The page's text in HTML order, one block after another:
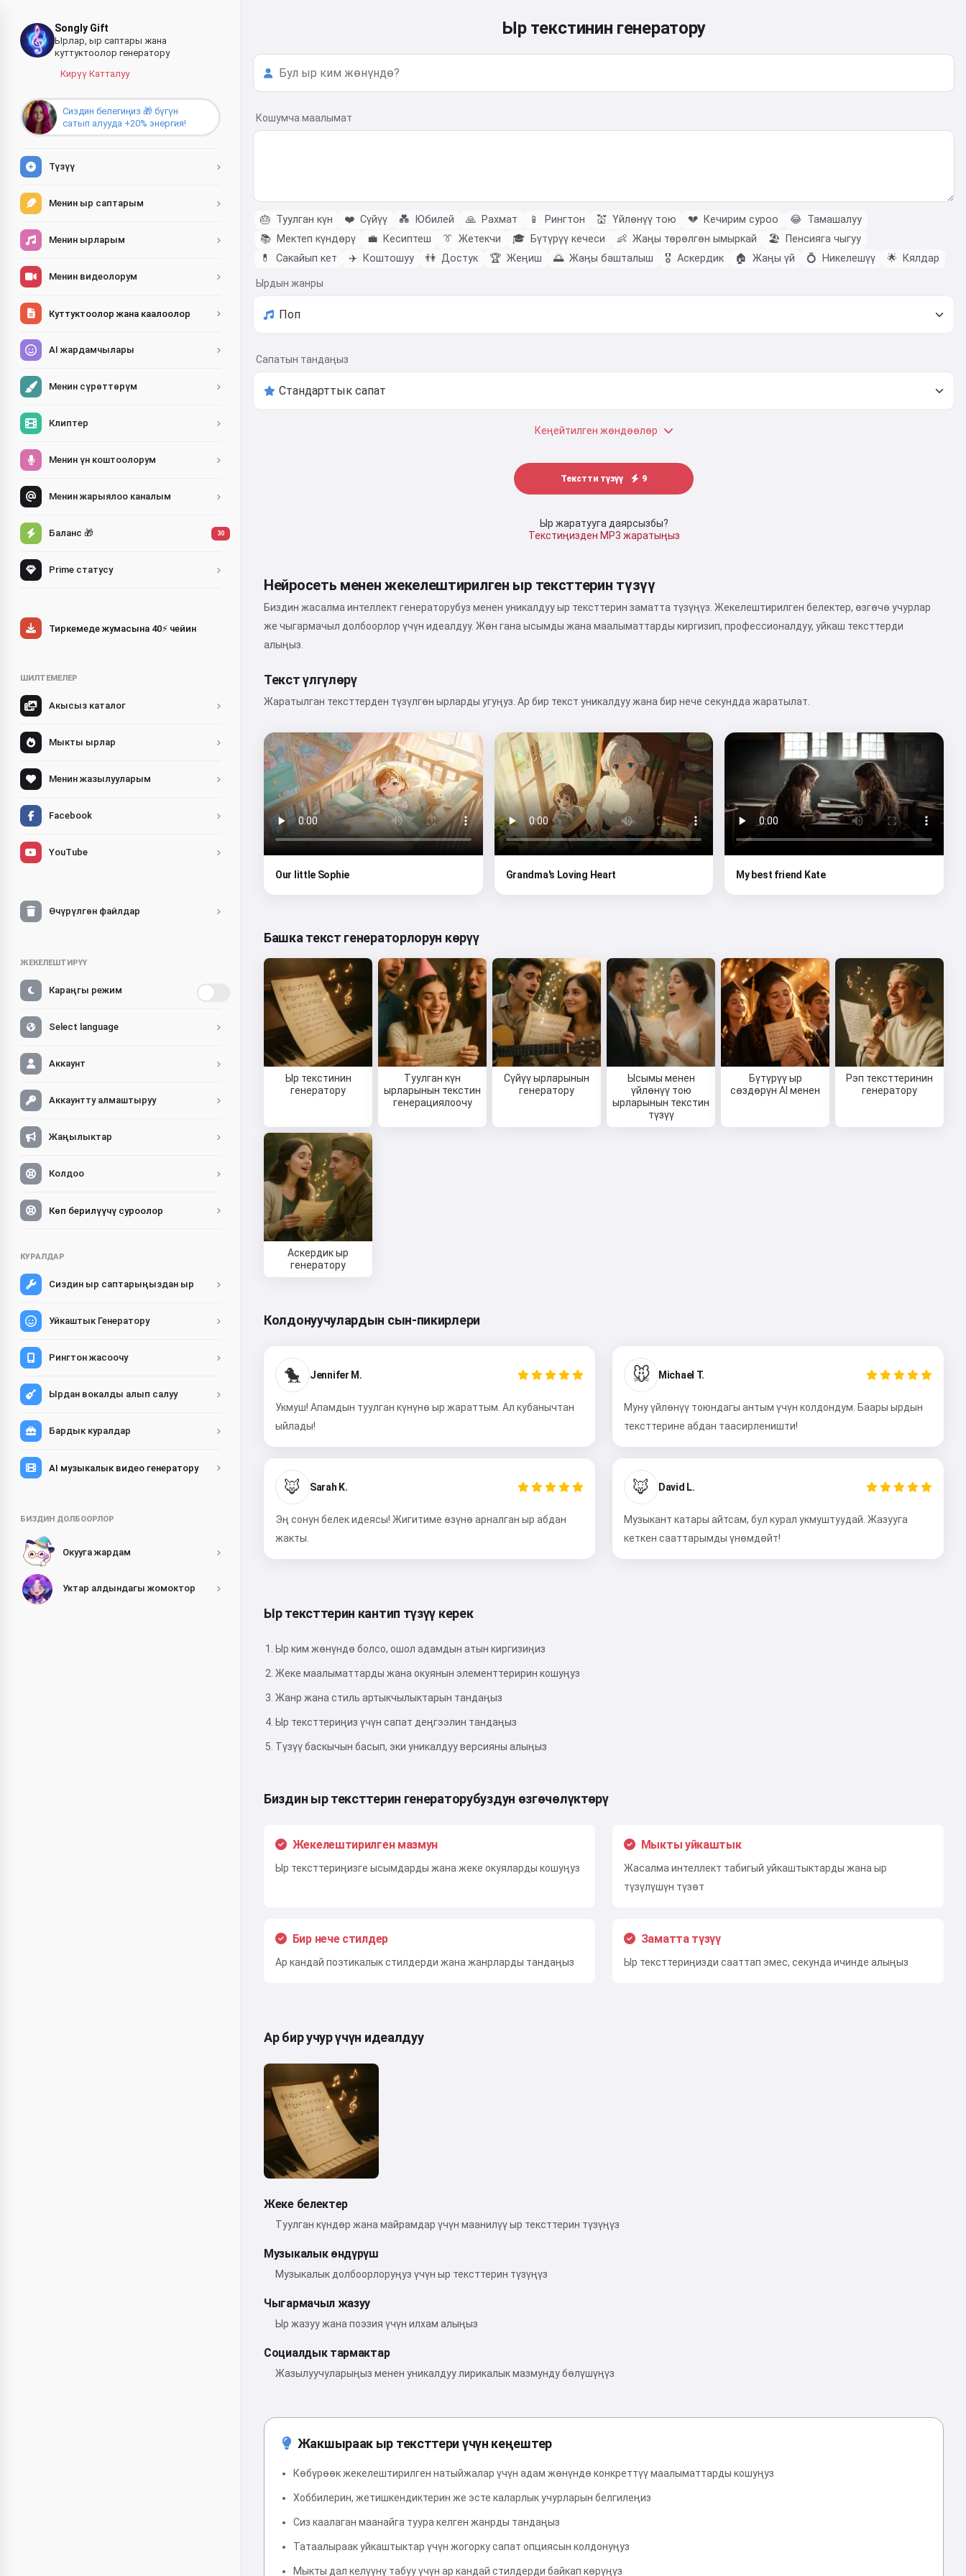
Songly Gift
Ырлар, ыр саптары жана
куттуктоолор генератору
Кирүү·Катталуу
Сиздин белегиңиз 🎁 бүгүн
сатып алууда +20% энергия!
Түзүү
Менин ыр саптарым
Менин ырларым
Менин видеолорум
Куттуктоолор жана каалоолор
AI жардамчылары
Менин сүрөттөрүм
Клиптер
Менин үн коштоолорум
Менин жарыялоо каналым
Баланс 🎁 30
Prime статусу
Тиркемеде жумасына 40⚡ чейин
ШИЛТЕМЕЛЕР
Акысыз каталог
Мыкты ырлар
Менин жазылууларым
Facebook
YouTube
Өчүрүлгөн файлдар
ЖЕКЕЛЕШТИРҮҮ
Караңгы режим
Select language
Аккаунт
Аккаунтту алмаштыруу
Жаңылыктар
Колдоо
Көп берилүүчү суроолор
КУРАЛДАР
Сиздин ыр саптарыңыздан ыр
Уйкаштык Генератору
Рингтон жасоочу
Ырдан вокалды алып салуу
Бардык куралдар
AI музыкалык видео генератору
БИЗДИН ДОЛБООРЛОР
Окууга жардам
Уктар алдындагы жомоктор
Ыр текстинин генератору
Кошумча маалымат
🎂 Туулган күн ❤️ Сүйүү 💑 Юбилей 🙏 Рахмат 📱 Рингтон 💒 Үйлөнүү тою 💔 Кечирим суроо 😂 Тамашалуу
📚 Мектеп күндөрү 💼 Кесиптеш 👔 Жетекчи 🎓 Бүтүрүү кечеси 👶 Жаңы төрөлгөн ымыркай 🏖️
Пенсияга чыгуу
💊
Сакайып кет ✈️ Коштошуу 👫 Достук 🏆 Жеңиш 🌅 Жаңы башталыш 🎖️ Аскердик 🏠 Жаңы үй 💍 Никелешүү 🌟 Кялдар
Ырдын жанры
Сапатын тандаңыз
Кеңейтилген жөндөөлөр
Текстти түзүү 9
Ыр жаратууга даярсызбы?
Текстиңизден MP3 жаратыңыз
Нейросеть менен жекелештирилген ыр тексттерин түзүү
Биздин жасалма интеллект генераторубуз менен уникалдуу ыр тексттерин заматта түзүңүз. Жекелештирилген белектер, өзгөчө учурлар
же чыгармачыл долбоорлор үчүн идеалдуу. Жөн гана ысымды жана маалыматтарды киргизип, профессионалдуу, уйкаш тексттерди
алыңыз.
Текст үлгүлөрү
Жаратылган тексттерден түзүлгөн ырларды угуңуз. Ар бир текст уникалдуу жана бир нече секундда жаратылат.
Our little Sophie Grandma's Loving Heart My best friend Kate
Башка текст генераторлорун көрүү
Ыр текстинин
генератору
Туулган күн
ырларынын текстин
генерациялоочу
Сүйүү ырларынын
генератору
Ысымы менен
үйлөнүү тою
ырларынын текстин
түзүү
Бүтүрүү ыр
сөздөрүн AI менен
Рэп тексттеринин
генератору
Аскердик ыр
генератору
Колдонуучулардын сын-пикирлери
🐤 Jennifer M.
Укмуш! Апамдын туулган күнүнө ыр жараттым. Ал кубанычтан
ыйлады!
🐭 Michael T.
Муну үйлөнүү тоюндагы антым үчүн колдондум. Баары ырдын
тексттерине абдан таасирленишти!
🦊 Sarah K.
Эң сонун белек идеясы! Жигитиме өзүнө арналган ыр абдан
жакты.
🦊 David L.
Музыкант катары айтсам, бул курал укмуштуудай. Жазууга
кеткен сааттарымды үнөмдөйт!
Ыр тексттерин кантип түзүү керек
Ыр ким жөнүндө болсо, ошол адамдын атын киргизиңиз
Жеке маалыматтарды жана окуянын элементтеририн кошуңуз
Жанр жана стиль артыкчылыктарын тандаңыз
Ыр тексттериңиз үчүн сапат деңгээлин тандаңыз
Түзүү баскычын басып, эки уникалдуу версияны алыңыз
Биздин ыр тексттерин генераторубуздун өзгөчөлүктөрү
Жекелештирилген мазмун
Ыр тексттериңизге ысымдарды жана жеке окуяларды кошуңуз
Мыкты уйкаштык
Жасалма интеллект табигый уйкаштыктарды жана ыр
түзүлүшүн түзөт
Бир нече стилдер
Ар кандай поэтикалык стилдерди жана жанрларды тандаңыз
Заматта түзүү
Ыр тексттериңизди сааттап эмес, секунда ичинде алыңыз
Ар бир учур үчүн идеалдуу
Жеке белектер
Туулган күндөр жана майрамдар үчүн маанилүү ыр тексттерин түзүңүз
Музыкалык өндүрүш
Музыкалык долбоорлоруңуз үчүн ыр тексттерин түзүңүз
Чыгармачыл жазуу
Ыр жазуу жана поэзия үчүн илхам алыңыз
Социалдык тармактар
Жазылуучуларыңыз менен уникалдуу лирикалык мазмунду бөлүшүңүз
Жакшыраак ыр тексттери үчүн кеңештер
Көбүрөөк жекелештирилген натыйжалар үчүн адам жөнүндө конкреттүү маалыматтарды кошуңуз
Хоббилерин, жетишкендиктерин же эсте каларлык учурларын белгилеңиз
Сиз каалаган маанайга туура келген жанрды тандаңыз
Татаалыраак уйкаштыктар үчүн жогорку сапат опциясын колдонуңуз
Мыкты дал келүүнү табуу үчүн ар кандай стилдерди байкап көрүңүз
Салам 👋
саптарын жана куттуктоолорду
Сынап көрүү
Мен кабыл алам: Кызмат көрсөтүү шарттары
Кайтаруу саясаты